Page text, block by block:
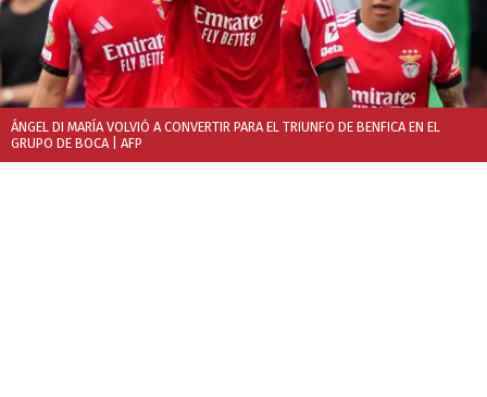
ÁNGEL DI MARÍA VOLVIÓ A CONVERTIR PARA EL TRIUNFO DE BENFICA EN EL
GRUPO DE BOCA | AFP